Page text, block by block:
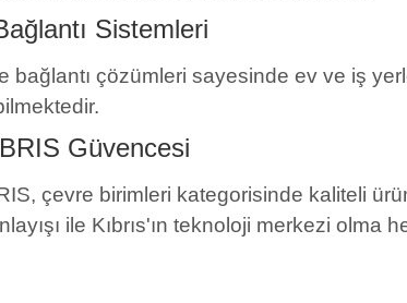
Sistemleri
bağlantı çözümleri sayesinde ev ve iş
Güvencesi
çevre birimleri kategorisinde kaliteli
ile Kıbrıs'ın teknoloji merkezi